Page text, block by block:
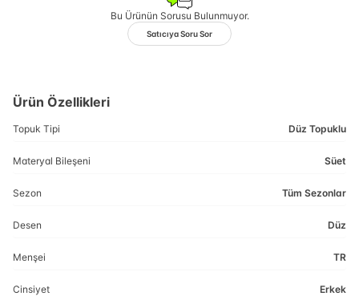
Bu Ürünün Sorusu Bulunmuyor.
Satıcıya Soru Sor
Ürün Özellikleri
Topuk Tipi Düz Topuklu
Materyal Bileşeni Süet
Sezon Tüm Sezonlar
Desen Düz
Menşei TR
Cinsiyet Erkek